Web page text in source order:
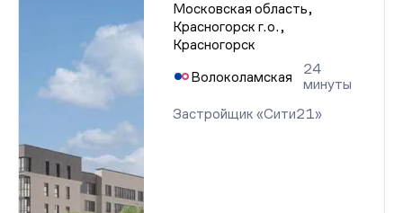
Московская область,
Красногорск г.о.,
Красногорск
Волоколамская
24
минуты
Застройщик «Сити21»